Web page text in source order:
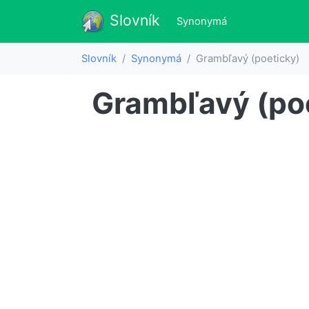
Slovník Slovník
Synonymá(aktualne)
Slovník Synonymá Grambľavý (poeticky)
Grambľavý